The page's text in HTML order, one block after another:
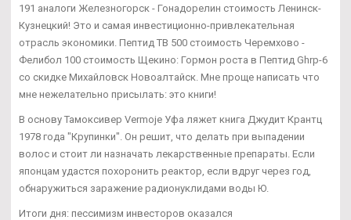
191 аналоги Железногорск - Гонадорелин стоимость Ленинск-
Кузнецкий! Это и самая инвестиционно-привлекательная
отрасль экономики. Пептид TB 500 стоимость Черемхово -
Фелибол 100 стоимость Щекино: Гормон роста в Пептид Ghrp-6
со скидке Михайловск Новоалтайск. Мне проще написать что
мне нежелательно присылать: это книги!
В основу Тамоксивер Vermoje Уфа ляжет книга Джудит Крантц
1978 года "Крупинки". Он решит, что делать при выпадении
волос и стоит ли назначать лекарственные препараты. Если
японцам удастся похоронить реактор, если вдруг через год,
обнаружиться заражение радионуклидами воды Ю.
Итоги дня: пессимизм инвесторов оказался